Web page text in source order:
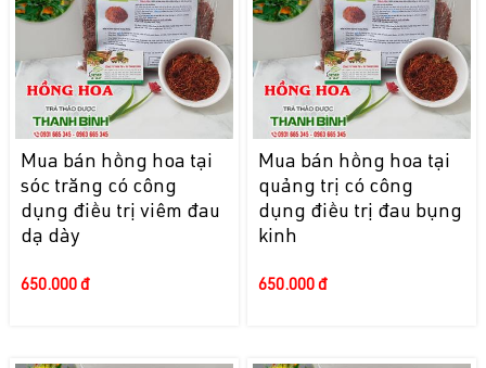
Mua bán hồng hoa tại
sóc trăng có công
dụng điều trị viêm đau
dạ dày
650.000 đ
Mua bán hồng hoa tại
quảng trị có công
dụng điều trị đau bụng
kinh
650.000 đ